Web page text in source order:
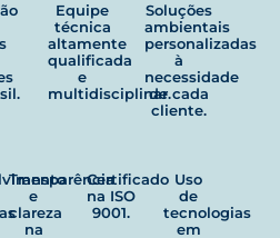
Equipe
técnica
altamente
qualificada
e
multidisciplinar.
Soluções
ambientais
personalizadas
à
necessidade
de cada
cliente.
Transparência
e
clareza
na
Certificado
na ISO
9001.
Uso
de
tecnologias
em